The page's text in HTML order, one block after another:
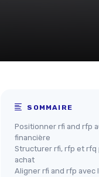
SOMMAIRE
Positionner rfi and rfp
financière
Structurer rfi, rfp et rfq
achat
Aligner rfi and rfp